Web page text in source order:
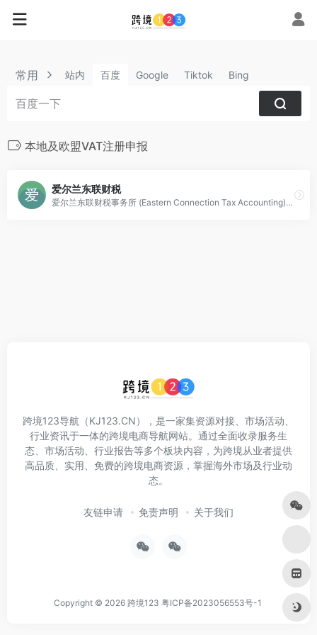
常用 站内 百度 Google Tiktok Bing
本地及欧盟VAT注册申报
爱尔兰东联财税
爱尔兰东联财税事务所 (Eastern Connection Tax Accounting)是爱尔兰唯一一家同时由华人持牌特许税务师和华人资深特许会计
跨境123导航（KJ123.CN），是一家集资源对接、市场活动、
行业资讯于一体的跨境电商导航网站。通过全面收录服务生
态、市场活动、行业报告等多个板块内容，为跨境从业者提供
高品质、实用、免费的跨境电商资源，掌握海外市场及行业动
态。
友链申请 免责声明 关于我们
Copyright © 2026 跨境123 粤ICP备2023056553号-1